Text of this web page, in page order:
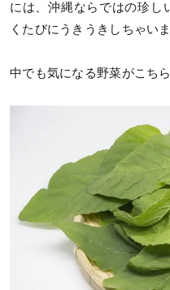
には、沖縄ならではの珍し
くたびにうきうきしちゃいま
中でも気になる野菜がこちら